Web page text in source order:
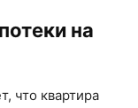
на
что квартира